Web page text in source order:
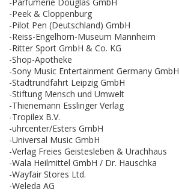
-Peek & Cloppenburg
-Pilot Pen (Deutschland) GmbH
-Reiss-Engelhorn-Museum Mannheim
-Ritter Sport GmbH & Co. KG
-Shop-Apotheke
-Sony Music Entertainment Germany GmbH
-Stadtrundfahrt Leipzig GmbH
-Stiftung Mensch und Umwelt
-Thienemann Esslinger Verlag
-Tropilex B.V.
-uhrcenter/Esters GmbH
-Universal Music GmbH
-Verlag Freies Geistesleben & Urachhaus
-Wala Heilmittel GmbH / Dr. Hauschka
-Wayfair Stores Ltd.
-Weleda AG